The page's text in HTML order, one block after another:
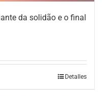
da solidão e o final
Detalles